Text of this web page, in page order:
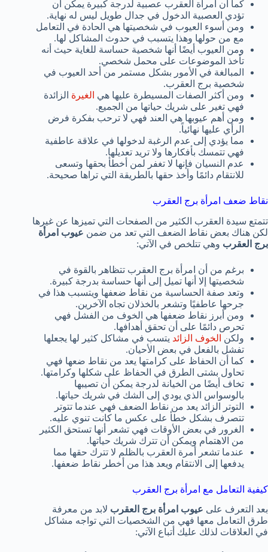
كما أن امرأة العقرب عصبية لدرجة كبيرة يمكن أن
تؤدي العصبية الدخول في جدال طويل ليس له نهاية.
ومن أسوء العيوب في شخصيتها هي الحادة في التعامل
مع من حولها وهذا يتسبب في حدوث المشاكل لها.
ومن العيوب أيضًا أنها شخصية حساسة للغاية حيث أنه
تأخذ الموضوعات على محمل شخصي.
المبالغة في الأمور بشكل مستمر من أحد العيوب في
شخصية برج العقرب.
ومن أكثر الصفات المسيطرة عليها هي الغيرة الزائدة
فهي تغير على شريك حياتها من الجميع.
ومن أهم عيوبها هي العند فهي لا ترحب بفكرة فرض
الرأي عليها نهائياً.
مما يؤدي إلى عدم الرغبة لدخولها في علاقة عاطفية
فهي تتمسك بأفكارها ولا تريد تعديلها.
عدم النسيان فإنها لا تغفر لمن أخطأ بحقها وتسعى
للانتقام دائمًا وأخذ حقها بالطريقة التي تراها صحيحة.
نقاط ضعف امرأة برج العقرب
تتمتع سيدة العقرب الكثير من الصفحات التي تميزها عن غيرها
لكن هناك بعض نقاط الضعف التي تعد من ضمن عيوب امرأة
برج العقرب وهي تتلخص في الآتي:
برغم من أن امرأة برج العقرب تتظاهر بالقوة في
شخصيتها إلا أنها تميل إلى أنها حساسة بدرجة كبيرة.
وتعد صفة الحساسية من نقاط ضعفها ويتسبب هذا في
جرحها عاطفيًا وتشعر بالخذلان تجاه الآخرين.
ومن أبرز نقاط ضعفها هي الخوف من الفشل فهي
تحرص دائمًا على أن تحقق أهدافها.
ولكن الخوف الزائد يتسب في مشاكل كثير لها يجعلها
تفشل بالفعل في بعض الأحيان.
كما أن الحفاظ على كرامتها يعد من نقاط ضعها فهي
تحاول بشتى الطرق في الحفاظ على شكلها وكرامتها.
تخاف أيضًا من الخيانة لدرجة يمكن أن تصيبها
بالوسواس الذي يودي إلى الشك في شريك حياتها.
التوتر الزائد يعد من نقاط الضعف فهي عندما تتوتر
تتصرف بشكل خطأ على عكس ما كانت تنوي عليه.
الغرور في بعض الأوقات فهي تشعر أنها تستحق الكثير
من الاهتمام ويمكن أن تترك شريك حياتها.
عندما تشعر أمرة العقرب بالظلم لا تترك حقها مما
يدفعها إلى الانتقام ويعد هذا من أخطر نقاط ضعفها.
كيفية التعامل مع امرأة برج العقرب
بعد التعرف على عيوب امرأة برج العقرب لابد من معرفة
طرق التعامل معها فهي من الشخصيات التي تواجه مشاكل
في العلاقات لذلك عليك أتباع الآتي: